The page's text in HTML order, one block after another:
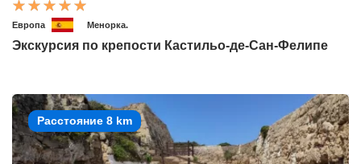
Европа Менорка.
Экскурсия по крепости Кастильо-де-Сан-Фелипе
Расстояние 8 km